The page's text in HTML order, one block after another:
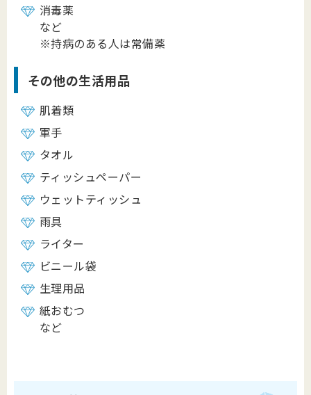
消毒薬
など
※持病のある人は常備薬
その他の生活用品
肌着類
軍手
タオル
ティッシュペーパー
ウェットティッシュ
雨具
ライター
ビニール袋
生理用品
紙おむつ
など